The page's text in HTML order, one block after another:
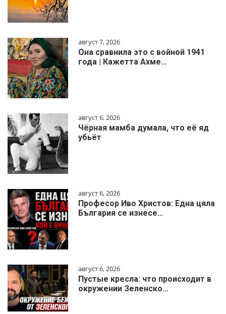
август 7, 2026
Она сравнила это с войной 1941
года | Кажетта Ахме…
август 6, 2026
Чёрная мамба думала, что её яд
убьёт
август 6, 2026
Професор Иво Христов: Една цяла
България се изнесе…
август 6, 2026
Пустые кресла: что происходит в
окружении Зеленско…